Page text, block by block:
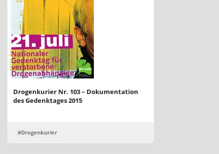
Drogenkurier Nr. 103 – Dokumentation
des Gedenktages 2015
#Drogenkurier